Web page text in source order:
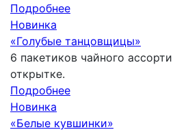
Подробнее
Новинка
«Голубые танцовщицы»
6 пакетиков чайного
открытке.
Подробнее
Новинка
«Белые кувшинки»